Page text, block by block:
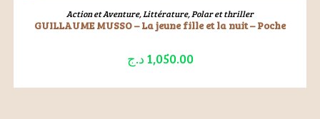
LIRE LA SUITE
Action et Aventure,Littérature,Polar et thriller
GUILLAUME MUSSO – La jeune fille et la nuit – Poche
1,050.00 د.ج